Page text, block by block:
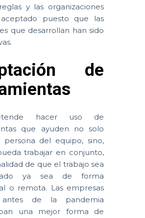
y las organizaciones
puesto que las
que desarrollan han sido
de
hacer uso de
que ayuden no solo
persona del equipo, sino,
trabajar en conjunto,
de que el trabajo sea
ya sea de forma
o remota. Las empresas
de la pandemia
una mejor forma de